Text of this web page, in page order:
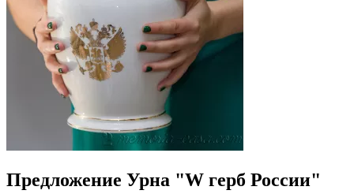
Предложение Урна "W герб России"